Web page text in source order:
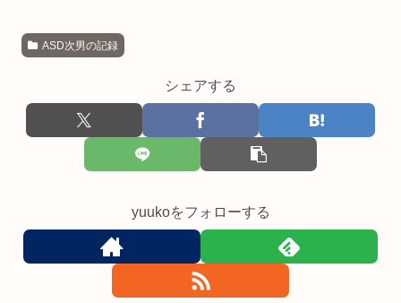
ASD次男の記録
シェアする
yuukoをフォローする